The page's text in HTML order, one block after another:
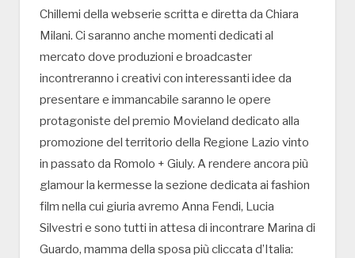
Chillemi della webserie scritta e diretta da Chiara
Milani. Ci saranno anche momenti dedicati al
mercato dove produzioni e broadcaster
incontreranno i creativi con interessanti idee da
presentare e immancabile saranno le opere
protagoniste del premio Movieland dedicato alla
promozione del territorio della Regione Lazio vinto
in passato da Romolo + Giuly. A rendere ancora più
glamour la kermesse la sezione dedicata ai fashion
film nella cui giuria avremo Anna Fendi, Lucia
Silvestri e sono tutti in attesa di incontrare Marina di
Guardo, mamma della sposa più cliccata d’Italia: